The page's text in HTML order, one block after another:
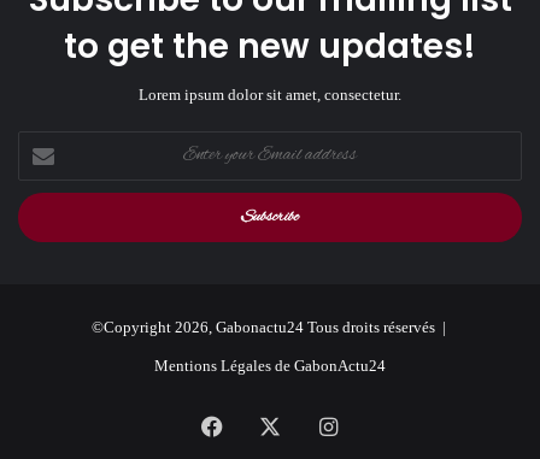
to get the new updates!
Lorem ipsum dolor sit amet, consectetur.
your
Email
address
©Copyright 2026, Gabonactu24 Tous droits réservés |
Mentions Légales de GabonActu24
Facebook Instagram